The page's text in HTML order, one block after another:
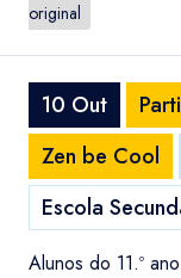
original
10 Out
Zen be Cool
Escola
Alunos do 11.º